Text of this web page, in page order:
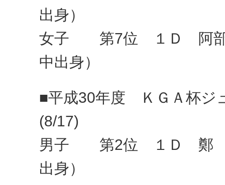
出身）
女子 第7位 １Ｄ 阿部
中出身）
■平成30年度 ＫＧＡ杯
(8/17)
男子 第2位 １Ｄ 鄭
出身）